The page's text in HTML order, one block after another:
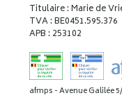
Titulaire : Marie de
TVA : BE0451.595.376
APB : 253102
afmps - Avenue Galilée